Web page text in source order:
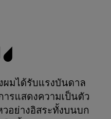
ผมได้รับแรงบันดาล
ารแสดงความเป็นตัว
วอย่างอิสระทั้งบนบก